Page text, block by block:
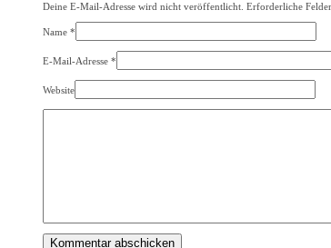
Deine E-Mail-Adresse wird nicht veröffentlicht. Erforderliche
Name *
E-Mail-Adresse *
Website